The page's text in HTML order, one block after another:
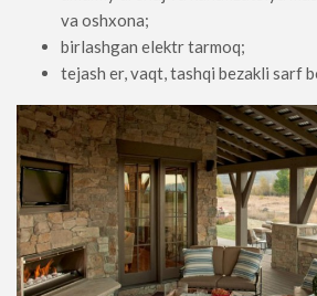
va oshxona;
birlashgan elektr tarmoq;
tejash er, vaqt, tashqi bezakli sarf